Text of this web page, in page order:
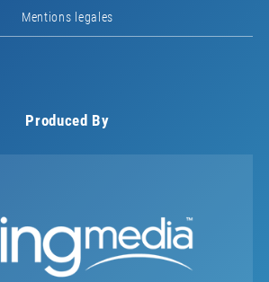
Mentions legales
Produced By